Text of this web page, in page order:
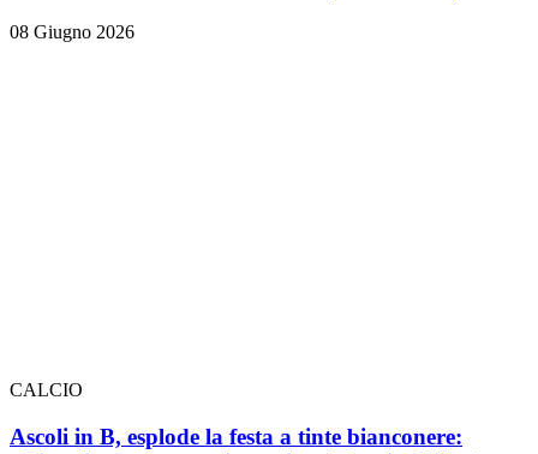
08 Giugno 2026
CALCIO
Ascoli in B, esplode la festa a tinte bianconere: